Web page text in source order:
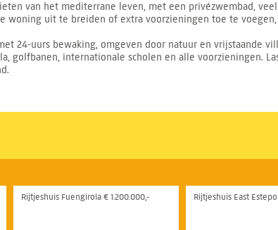
van het mediterrane leven, met een privézwembad,
woning uit te breiden of extra voorzieningen toe te
24-uurs bewaking, omgeven door natuur en vrijstaande
golfbanen, internationale scholen en alle voorzieningen.
Rijtjeshuis Fuengirola € 1.200.000,- Rijtjeshuis East